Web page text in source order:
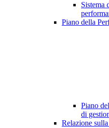
Sistema
Piano della
Piano
di
Relazione